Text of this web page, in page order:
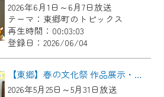
2026年6月1日～6月7日放送
テーマ：東郷町のトピックス
再生時間：00:03:03
登録日：2026/06/04
【東郷】春の文化祭 作品展示・芸能大会
2026年5月25日～5月31日放送
らはご加入者様へのサー
』を利用いただくには、
除き、
の加入と『CCNetマイ